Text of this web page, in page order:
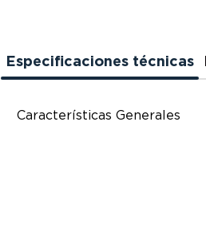
Especificaciones técnicas
Características Generales